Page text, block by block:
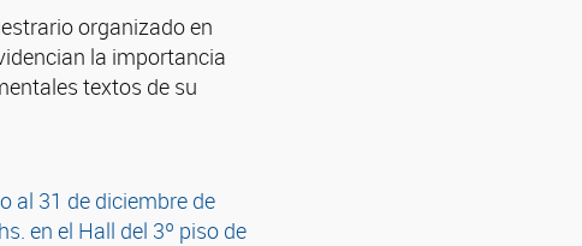
organizado en
la importancia
textos de su
al 31 de diciembre de
en el Hall del 3º piso de